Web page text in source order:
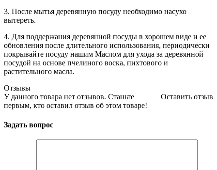
3. После мытья деревянную посуду необходимо насухо
вытереть.
4. Для поддержания деревянной посуды в хорошем виде и ее
обновления после длительного использования, периодически
покрывайте посуду нашим Маслом для ухода за деревянной
посудой на основе пчелиного воска, пихтового и
растительного масла.
Отзывы
Оставить отзыв
У данного товара нет отзывов. Станьте
первым, кто оставил отзыв об этом товаре!
Задать вопрос